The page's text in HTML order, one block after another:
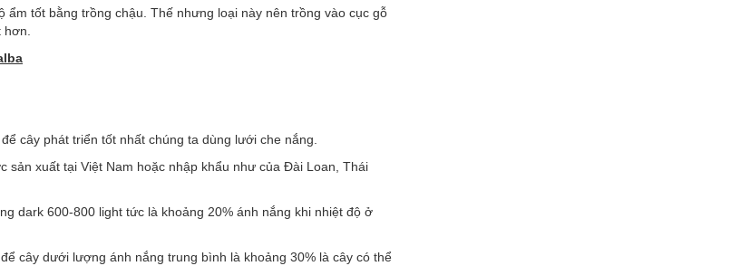
tốt bằng trồng chậu. Thế nhưng loại này nên trồng vào cục gỗ
cây phát triển tốt nhất chúng ta dùng lưới che nắng.
xuất tại Việt Nam hoặc nhập khẩu như của Đài Loan, Thái
dark 600-800 light tức là khoảng 20% ánh nắng khi nhiệt độ ở
cây dưới lượng ánh nắng trung bình là khoảng 30% là cây có thể